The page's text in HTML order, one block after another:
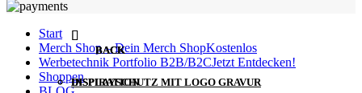
Start
Merch Shop – Dein Merch ShopKostenlos
Werbetechnik Portfolio B2B/B2CJetzt Entdecken!
Shoppen
BACK
DISPLAYSCHUTZ MIT LOGO GRAVUR
BACK
INSPIRATION